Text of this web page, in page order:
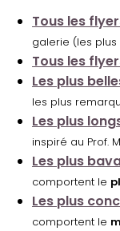
Tous les
galerie (les
Tous les
Les plus
les plus
Les plus
inspiré au Prof.
Les plus
comportent le
Les plus
comportent le